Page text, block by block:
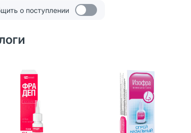
о поступлении